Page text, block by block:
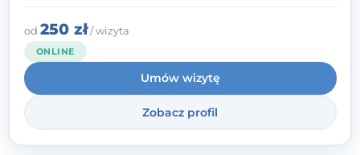
TowarzystwaTerapii Systemowejoraz
należę do Polskiego Towarzystwa
pierwszym miejscu stawiam budowanie
atmosfery bezpieczeństwa i zrozumienia w
relacjach z Klientami. Istotna dla nie jest
również koncentracja na dostępnych
zasobach.
od 250 zł/ wizyta
ONLINE
Umów wizytę
Zobacz profil